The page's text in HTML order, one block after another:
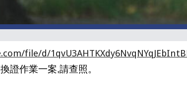
file/d/
證作業一案,請查照。